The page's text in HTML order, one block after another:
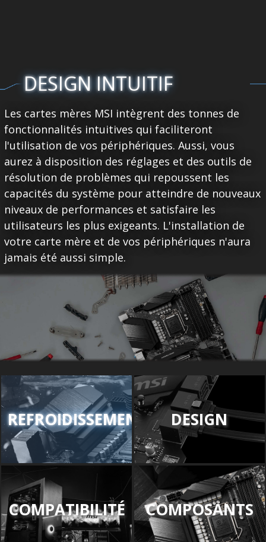
DESIGN INTUITIF
Les cartes mères MSI intègrent des tonnes de
fonctionnalités intuitives qui faciliteront
l'utilisation de vos périphériques. Aussi, vous
aurez à disposition des réglages et des outils de
résolution de problèmes qui repoussent les
capacités du système pour atteindre de nouveaux
niveaux de performances et satisfaire les
utilisateurs les plus exigeants. L'installation de
votre carte mère et de vos périphériques n'aura
jamais été aussi simple.
REFROIDISSEMENT DESIGN
COMPATIBILITÉ COMPOSANTS